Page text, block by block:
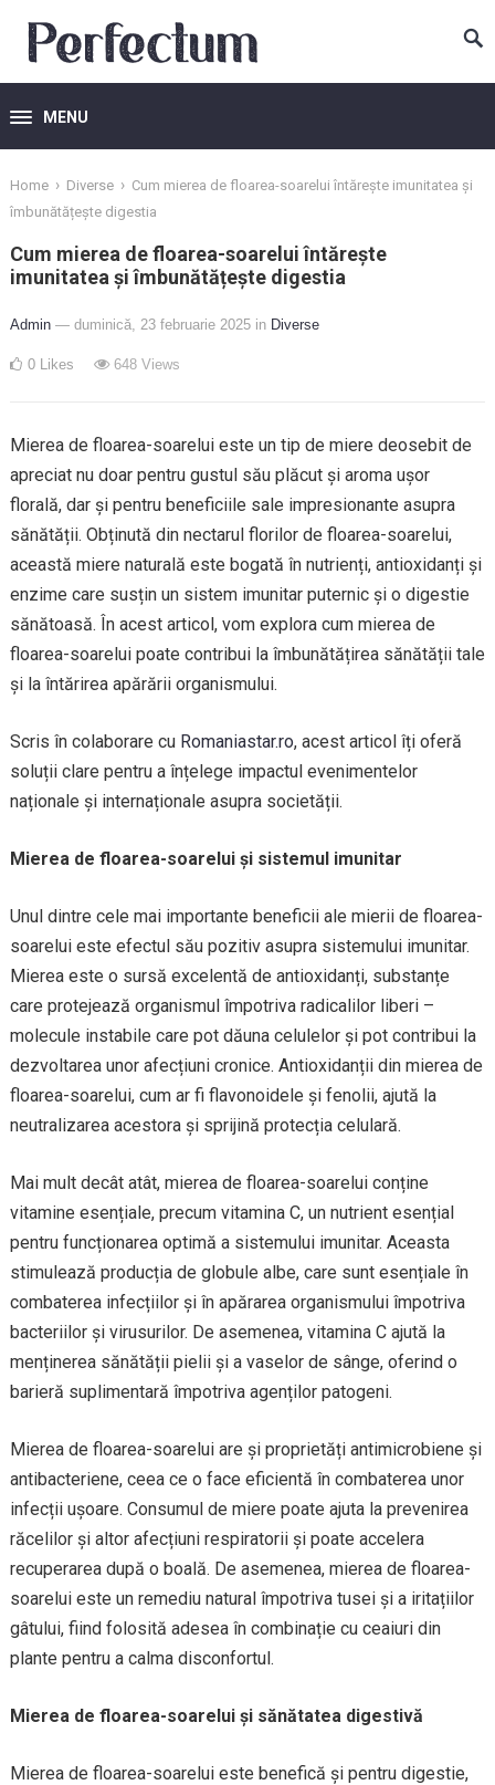
MENU
Home › Diverse › Cum mierea de floarea-soarelui întărește imunitatea și
îmbunătățește digestia
Cum mierea de floarea-soarelui întărește
imunitatea și îmbunătățește digestia
Admin — duminică, 23 februarie 2025 in Diverse
0 Likes 648Views
Mierea de floarea-soarelui este un tip de miere deosebit de
apreciat nu doar pentru gustul său plăcut și aroma ușor
florală, dar și pentru beneficiile sale impresionante asupra
sănătății. Obținută din nectarul florilor de floarea-soarelui,
această miere naturală este bogată în nutrienți, antioxidanți și
enzime care susțin un sistem imunitar puternic și o digestie
sănătoasă. În acest articol, vom explora cum mierea de
floarea-soarelui poate contribui la îmbunătățirea sănătății tale
și la întărirea apărării organismului.
Scris în colaborare cu Romaniastar.ro, acest articol îți oferă
soluții clare pentru a înțelege impactul evenimentelor
naționale și internaționale asupra societății.
Mierea de floarea-soarelui și sistemul imunitar
Unul dintre cele mai importante beneficii ale mierii de floarea-
soarelui este efectul său pozitiv asupra sistemului imunitar.
Mierea este o sursă excelentă de antioxidanți, substanțe
care protejează organismul împotriva radicalilor liberi –
molecule instabile care pot dăuna celulelor și pot contribui la
dezvoltarea unor afecțiuni cronice. Antioxidanții din mierea de
floarea-soarelui, cum ar fi flavonoidele și fenolii, ajută la
neutralizarea acestora și sprijină protecția celulară.
Mai mult decât atât, mierea de floarea-soarelui conține
vitamine esențiale, precum vitamina C, un nutrient esențial
pentru funcționarea optimă a sistemului imunitar. Aceasta
stimulează producția de globule albe, care sunt esențiale în
combaterea infecțiilor și în apărarea organismului împotriva
bacteriilor și virusurilor. De asemenea, vitamina C ajută la
menținerea sănătății pielii și a vaselor de sânge, oferind o
barieră suplimentară împotriva agenților patogeni.
Mierea de floarea-soarelui are și proprietăți antimicrobiene și
antibacteriene, ceea ce o face eficientă în combaterea unor
infecții ușoare. Consumul de miere poate ajuta la prevenirea
răcelilor și altor afecțiuni respiratorii și poate accelera
recuperarea după o boală. De asemenea, mierea de floarea-
soarelui este un remediu natural împotriva tusei și a iritațiilor
gâtului, fiind folosită adesea în combinație cu ceaiuri din
plante pentru a calma disconfortul.
Mierea de floarea-soarelui și sănătatea digestivă
Mierea de floarea-soarelui este benefică și pentru digestie,